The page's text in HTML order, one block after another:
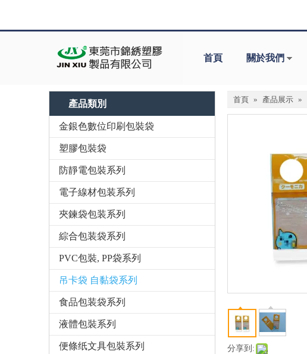
首頁 關於我們
產品類別
金銀色數位印刷包裝袋
塑膠包裝袋
防靜電包裝系列
電子線材包装系列
夾鍊袋包装系列
綜合包装袋系列
PVC包裝, PP袋系列
吊卡袋 自黏袋系列
食品包装袋系列
液體包裝系列
便條纸文具包裝系列
首頁 » 產品展示 »
分享到: